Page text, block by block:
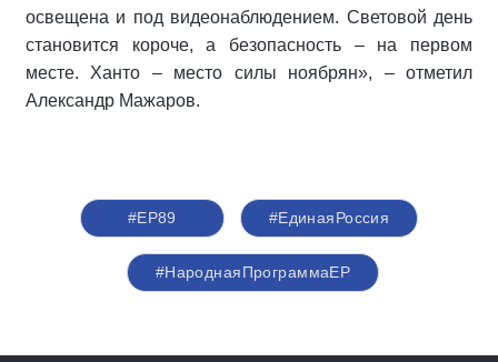
освещена и под видеонаблюдением. Световой день
становится короче, а безопасность – на первом
месте. Ханто – место силы ноябрян», – отметил
Александр Мажаров.
#ЕР89 #‎ЕдинаяРоссия
#НароднаяПрограммаЕР